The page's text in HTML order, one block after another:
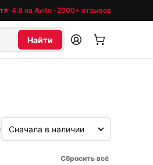
★ 4.8 на Avito · 2000+ отзывов
Найти
Сбросить всё